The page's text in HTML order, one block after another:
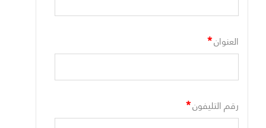
العنوان*
رقم التليفون*